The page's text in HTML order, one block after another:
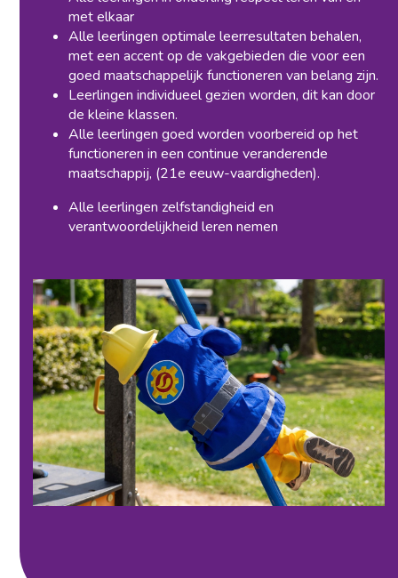
met elkaar
Alle leerlingen optimale leerresultaten behalen,
met een accent op de vakgebieden die voor een
goed maatschappelijk functioneren van belang zijn.
Leerlingen individueel gezien worden, dit kan door
de kleine klassen.
Alle leerlingen goed worden voorbereid op het
functioneren in een continue veranderende
maatschappij, (21e eeuw-vaardigheden).
Alle leerlingen zelfstandigheid en
verantwoordelijkheid leren nemen